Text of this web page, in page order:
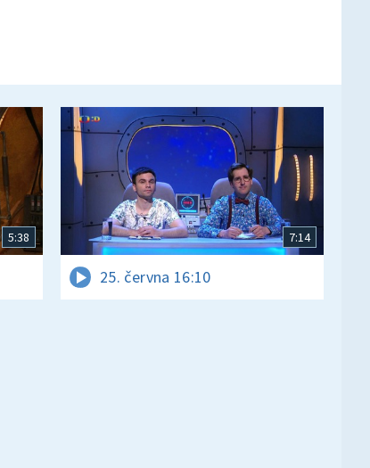
5:38 7:14
25. června 16:10